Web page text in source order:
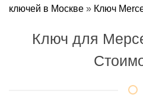
ключей в Москве » Ключ
Ключ для